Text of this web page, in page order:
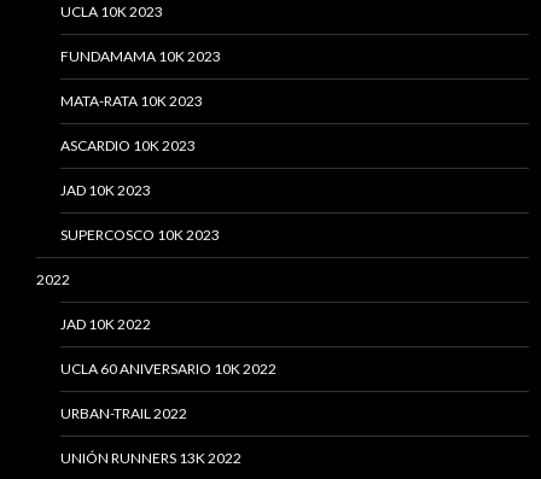
UCLA 10K 2023
FUNDAMAMA 10K 2023
MATA-RATA 10K 2023
ASCARDIO 10K 2023
JAD 10K 2023
SUPERCOSCO 10K 2023
2022
JAD 10K 2022
UCLA 60 ANIVERSARIO 10K 2022
URBAN-TRAIL 2022
UNIÓN RUNNERS 13K 2022